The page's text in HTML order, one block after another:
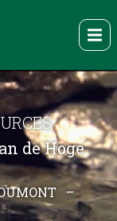
de Hoge
–